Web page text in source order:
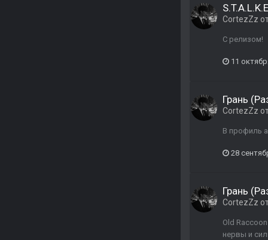
CortezZz
С релизом!
11
Грань
CortezZz
В профиль
28
Грань
CortezZz
Old
нервы и